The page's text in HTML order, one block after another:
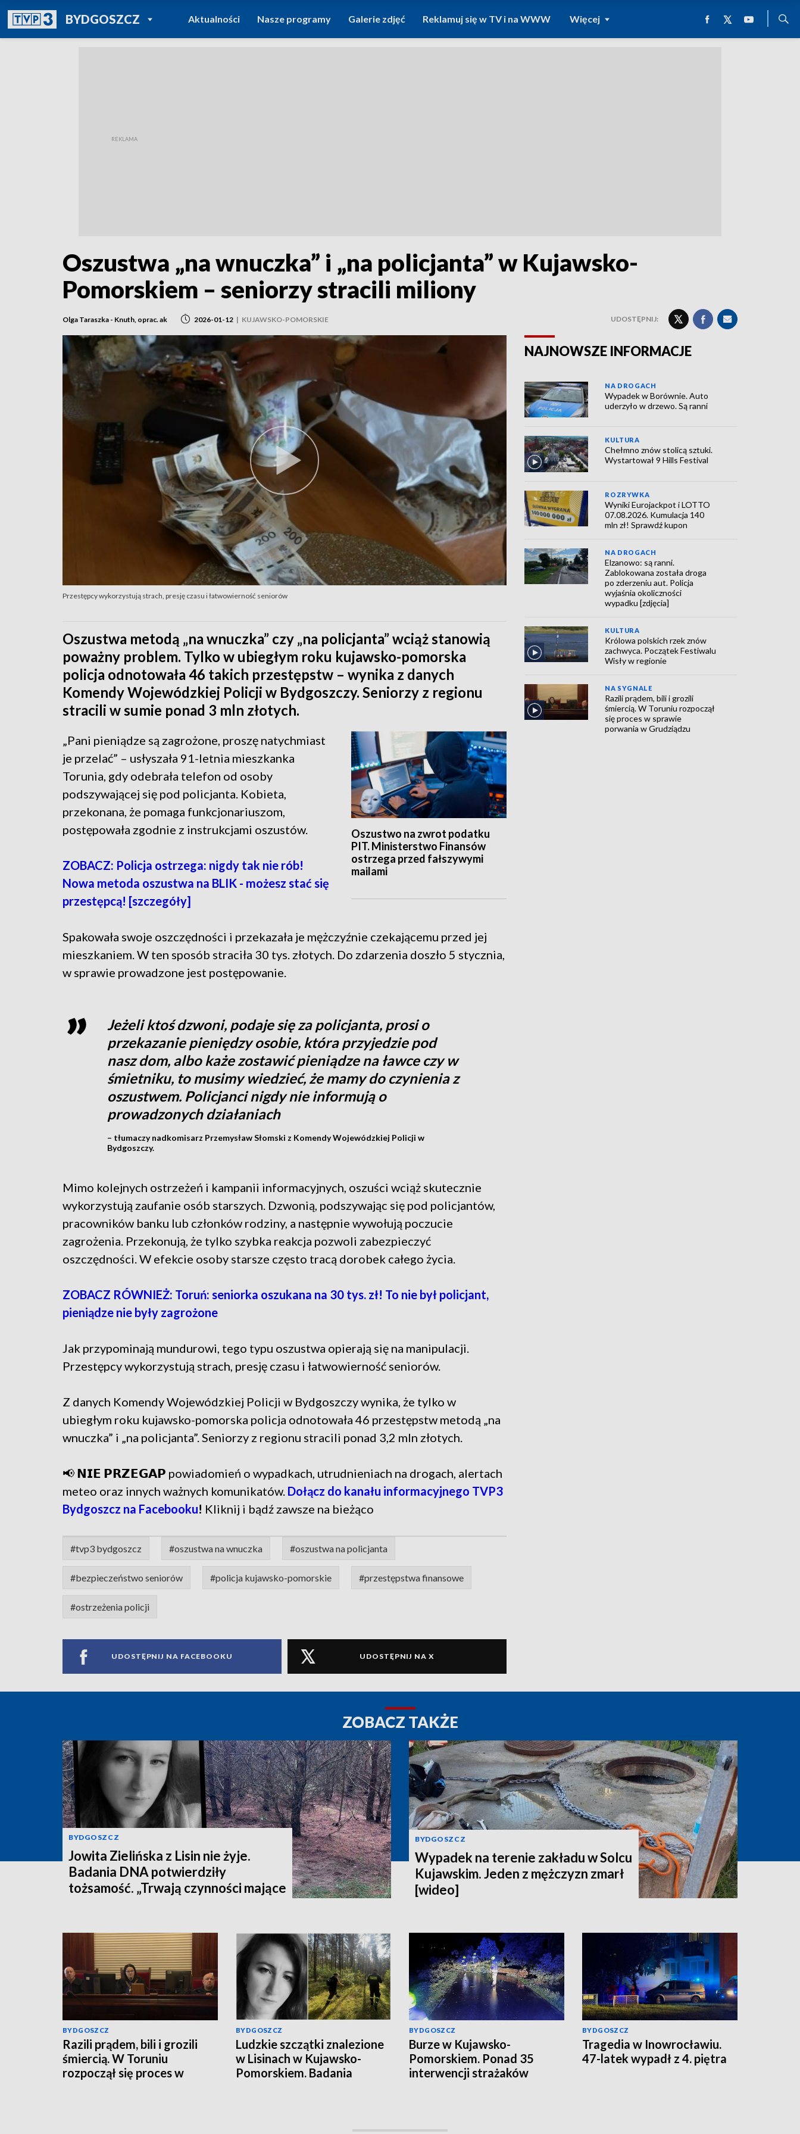
BYDGOSZCZPOWRÓT DO
TVP REGIONY
Aktualności Nasze programy Galerie zdjęć Reklamuj się w TV i na WWW Więcej
Oszustwa „na wnuczka” i „na policjanta” w Kujawsko-
Pomorskiem – seniorzy stracili miliony
Olga Taraszka - Knuth, oprac. ak 2026-01-12 | KUJAWSKO-POMORSKIE UDOSTĘPNIJ:
Przestępcy wykorzystują strach, presję czasu i łatwowierność seniorów
Oszustwa metodą „na wnuczka” czy „na policjanta” wciąż stanowią
poważny problem. Tylko w ubiegłym roku kujawsko-pomorska
policja odnotowała 46 takich przestępstw – wynika z danych
Komendy Wojewódzkiej Policji w Bydgoszczy. Seniorzy z regionu
stracili w sumie ponad 3 mln złotych.
Oszustwo na zwrot podatku
PIT. Ministerstwo Finansów
ostrzega przed fałszywymi
mailami
„Pani pieniądze są zagrożone, proszę natychmiast
je przelać” – usłyszała 91-letnia mieszkanka
Torunia, gdy odebrała telefon od osoby
podszywającej się pod policjanta. Kobieta,
przekonana, że pomaga funkcjonariuszom,
postępowała zgodnie z instrukcjami oszustów.
ZOBACZ: Policja ostrzega: nigdy tak nie rób!
Nowa metoda oszustwa na BLIK - możesz stać się
przestępcą! [szczegóły]
Spakowała swoje oszczędności i przekazała je mężczyźnie czekającemu przed jej
mieszkaniem. W ten sposób straciła 30 tys. złotych. Do zdarzenia doszło 5 stycznia,
w sprawie prowadzone jest postępowanie.
Jeżeli ktoś dzwoni, podaje się za policjanta, prosi o
przekazanie pieniędzy osobie, która przyjedzie pod
nasz dom, albo każe zostawić pieniądze na ławce czy w
śmietniku, to musimy wiedzieć, że mamy do czynienia z
oszustwem. Policjanci nigdy nie informują o
prowadzonych działaniach
– tłumaczy nadkomisarz Przemysław Słomski z Komendy Wojewódzkiej Policji w
Bydgoszczy.
Mimo kolejnych ostrzeżeń i kampanii informacyjnych, oszuści wciąż skutecznie
wykorzystują zaufanie osób starszych. Dzwonią, podszywając się pod policjantów,
pracowników banku lub członków rodziny, a następnie wywołują poczucie
zagrożenia. Przekonują, że tylko szybka reakcja pozwoli zabezpieczyć
oszczędności. W efekcie osoby starsze często tracą dorobek całego życia.
ZOBACZ RÓWNIEŻ: Toruń: seniorka oszukana na 30 tys. zł! To nie był policjant,
pieniądze nie były zagrożone
Jak przypominają mundurowi, tego typu oszustwa opierają się na manipulacji.
Przestępcy wykorzystują strach, presję czasu i łatwowierność seniorów.
Z danych Komendy Wojewódzkiej Policji w Bydgoszczy wynika, że tylko w
ubiegłym roku kujawsko-pomorska policja odnotowała 46 przestępstw metodą „na
wnuczka” i „na policjanta”. Seniorzy z regionu stracili ponad 3,2 mln złotych.
📢 𝗡𝗜𝗘 𝗣𝗥𝗭𝗘𝗚𝗔𝗣 powiadomień o wypadkach, utrudnieniach na drogach, alertach
meteo oraz innych ważnych komunikatów. Dołącz do kanału informacyjnego TVP3
Bydgoszcz na Facebooku! Kliknij i bądź zawsze na bieżąco
#tvp3 bydgoszcz #oszustwa na wnuczka #oszustwa na policjanta
#bezpieczeństwo seniorów #policja kujawsko-pomorskie #przestępstwa finansowe
#ostrzeżenia policji
UDOSTĘPNIJ NA FACEBOOKU UDOSTĘPNIJ NA X
NAJNOWSZE INFORMACJE
NA DROGACH
Wypadek w Borównie. Auto
uderzyło w drzewo. Są ranni
KULTURA
Chełmno znów stolicą sztuki.
Wystartował 9 Hills Festival
ROZRYWKA
Wyniki Eurojackpot i LOTTO
07.08.2026. Kumulacja 140
mln zł! Sprawdź kupon
NA DROGACH
Elzanowo: są ranni.
Zablokowana została droga
po zderzeniu aut. Policja
wyjaśnia okoliczności
wypadku [zdjęcia]
KULTURA
Królowa polskich rzek znów
zachwyca. Początek Festiwalu
Wisły w regionie
NA SYGNALE
Razili prądem, bili i grozili
śmiercią. W Toruniu rozpoczął
się proces w sprawie
porwania w Grudziądzu
ZOBACZ TAKŻE
BYDGOSZCZ
Jowita Zielińska z Lisin nie żyje.
Badania DNA potwierdziły
tożsamość. „Trwają czynności mające
[wideo]
BYDGOSZCZ
Wypadek na terenie zakładu w Solcu
Kujawskim. Jeden z mężczyzn zmarł
[wideo]
BYDGOSZCZ
Razili prądem, bili i grozili
śmiercią. W Toruniu
rozpoczął się proces w
BYDGOSZCZ
Ludzkie szczątki znalezione
w Lisinach w Kujawsko-
Pomorskiem. Badania
BYDGOSZCZ
Burze w Kujawsko-
Pomorskiem. Ponad 35
interwencji strażaków
BYDGOSZCZ
Tragedia w Inowrocławiu.
47-latek wypadł z 4. piętra